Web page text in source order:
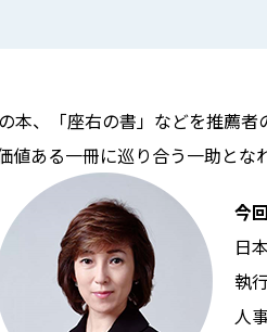
本、「座右の書」などを推薦
ある一冊に巡り合う一助とな
今
日
執
人